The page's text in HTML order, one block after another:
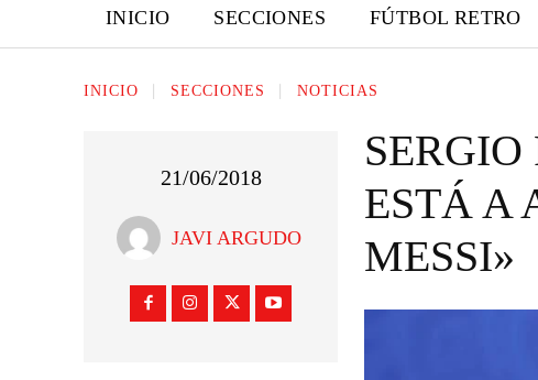
INICIO SECCIONES FÚTBOL RETRO
INICIO SECCIONES NOTICIAS
21/06/2018
JAVI ARGUDO
ESTÁ A
MESSI»